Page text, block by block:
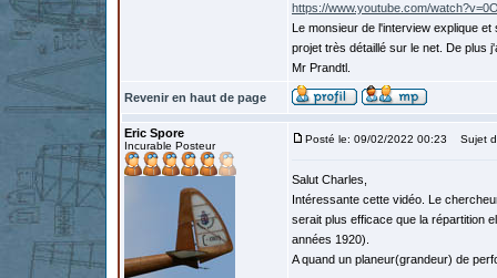
https://www.youtube.com/
Le monsieur de l'interview explique
projet très détaillé sur le net. De plus
Mr Prandtl.
Revenir en haut de page
Eric Spore
Incurable Posteur
Posté le: 09/02/2022 00:23 Sujet
Salut Charles,
Intéressante cette vidéo. Le
serait plus efficace que la répartition
années 1920).
A quand un planeur(grandeur) de